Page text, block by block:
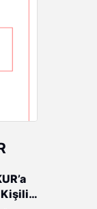
Kişilik